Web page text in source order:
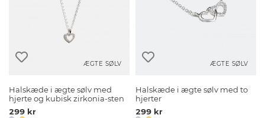
ÆGTE SØLV
Halskæde i ægte sølv med
hjerte og kubisk zirkonia-sten
299 kr
ÆGTE SØLV
Halskæde i ægte sølv med to
hjerter
299 kr